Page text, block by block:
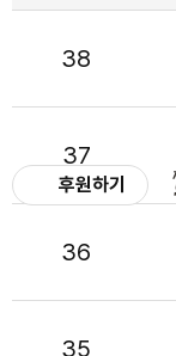
후원하기
38
37
36
35